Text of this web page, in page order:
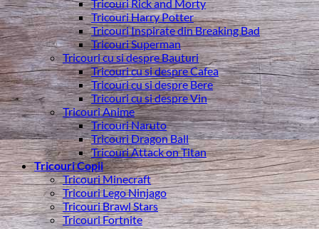
Tricouri Rick and Morty
Tricouri Harry Potter
Tricouri Inspirate din Breaking Bad
Tricouri Superman
Tricouri cu si despre Bauturi
Tricouri cu si despre Cafea
Tricouri cu si despre Bere
Tricouri cu si despre Vin
Tricouri Anime
Tricouri Naruto
Tricouri Dragon Ball
Tricouri Attack on Titan
Tricouri Copii
Tricouri Minecraft
Tricouri Lego Ninjago
Tricouri Brawl Stars
Tricouri Fortnite